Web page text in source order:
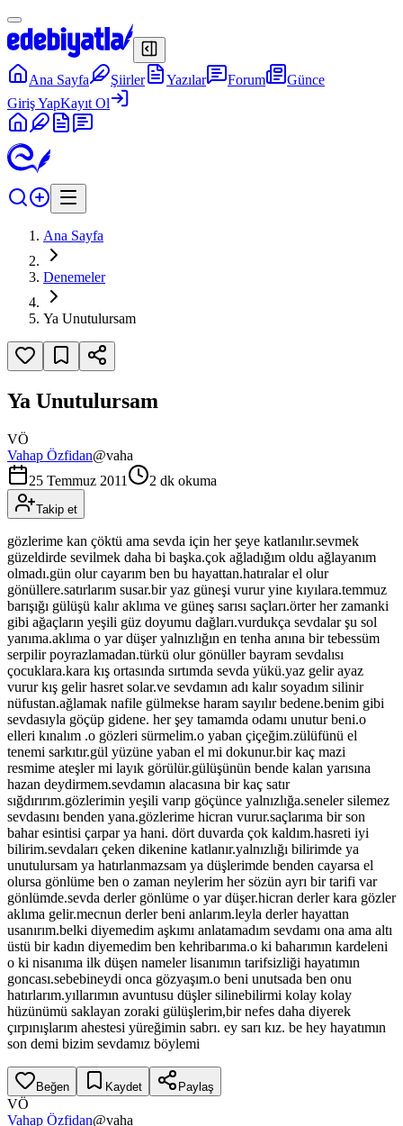
Ana Sayfa Şiirler Yazılar Forum
Günce
Giriş YapKayıt Ol
Ana Sayfa
Denemeler
Ya Unutulursam
Ya Unutulursam
VÖ
Vahap Özfidan@vaha
25 Temmuz 2011
2 dk okuma
Takip et
gözlerime kan çöktü ama sevda için her şeye katlanılır.sevmek
güzeldirde sevilmek daha bi başka.çok ağladığım oldu ağlayanım
olmadı.gün olur cayarım ben bu hayattan.hatıralar el olur
gönüllere.satırlarım susar.bir yaz güneşi vurur yine kıyılara.temmuz
barışığı gülüşü kalır aklıma ve güneş sarısı saçları.örter her zamanki
gibi ağaçların yeşili güz doyumu dağları.vurdukça sevdalar şu sol
yanıma.aklıma o yar düşer yalnızlığın en tenha anına bir tebessüm
serpilir poyrazlamadan.türkü olur gönüller bayram sevdalısı
çocuklara.kara kış ortasında sırtımda sevda yükü.yaz gelir ayaz
vurur kış gelir hasret solar.ve sevdamın adı kalır soyadım silinir
nüfustan.ağlamak nafile gülmekse haram sayılır bedene.benim gibi
sevdasıyla göçüp gidene. her şey tamamda odamı unutur beni.o
elleri kınalım .o gözleri sürmelim.o yaban çiçeğim.zülüfünü el
tenemi sarkıtır.gül yüzüne yaban el mi dokunur.bir kaç mazi
resmime ateşler mi layık görülür.gülüşünün bende kalan yarısına
hazan deydirmem.sevdamın alacasına bir kaç satır
sığdırırım.gözlerimin yeşili varıp göçünce yalnızlığa.seneler silemez
sevdasını benden yana.gözlerime hicran vurur.saçlarıma bir son
bahar esintisi çarpar ya hani. dört duvarda çok kaldım.hasreti iyi
bilirim.sevdaları çeken dikenine katlanır.yalnızlığı bilirimde ya
unutulursam ya hatırlanmazsam ya düşlerimde benden cayarsa el
olursa gönlüme ben o zaman neylerim her sözün ayrı bir tarifi var
gönlümde.sevda derler gönlüme o yar düşer.hicran derler kara gözler
aklıma gelir.mecnun derler beni anlarım.leyla derler hayattan
usanırım.belki diyemedim aşkımı anlatamadım sevdamı ona ama altı
üstü bir kadın diyemedim ben kehribarıma.o ki baharımın kardeleni
o ki nisanıma ilk düşen nameler lisanımın tarifsizliği hayatımın
goncası.sebebineydi onca gözyaşım.o beni unutsada ben onu
hatırlarım.yıllarımın avuntusu düşler silinebilirmi kolay kolay
hüzünümü saklayan zoraki gülüşlerim,bir nefes daha diyerek
çırpınışlarım ahestesi yüreğimin sabrı. ey sarı kız. be hey hayatımın
son demi bizim sevdamız böylemi
Beğen Kaydet Paylaş
VÖ
Vahap Özfidan@vaha